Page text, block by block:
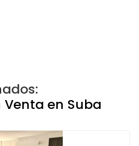
en Suba